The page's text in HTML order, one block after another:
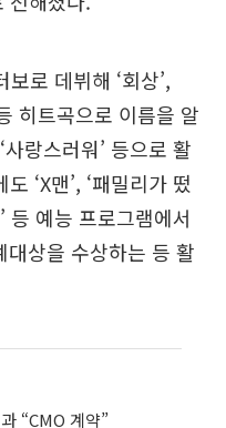
로 데뷔해 ‘회상’,
히트곡으로 이름을 알
랑스러워’ 등으로 활
‘X맨’, ‘패밀리가 떴
등 예능 프로그램에서
상을 수상하는 등 활
“CMO 계약”